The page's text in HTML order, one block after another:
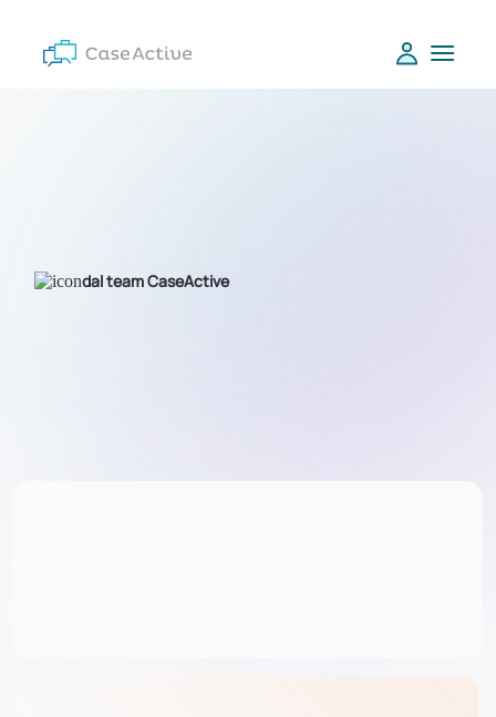
dal team CaseActive